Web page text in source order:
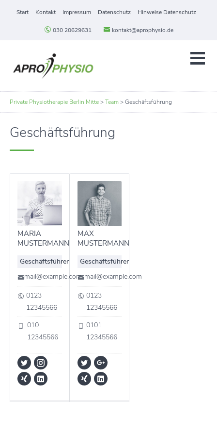
Start Kontakt Impressum Datenschutz Hinweise Datenschutz
030 20629631 kontakt@aprophysio.de
Private Physiotherapie Berlin Mitte>Team>Geschäftsführung
Geschäftsführung
MARIA
MUSTERMANN
Geschäftsführer
mail@example.com
0123
12345566
010
12345566
MAX
MUSTERMANN
Geschäftsführer
mail@example.com
0123
12345566
0101
12345566